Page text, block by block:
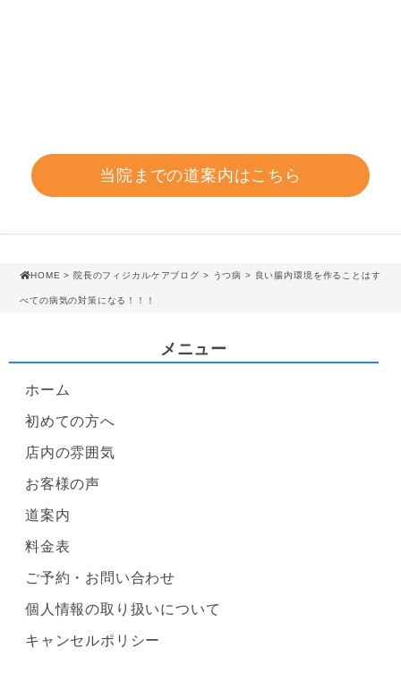
当院までの道案内はこちら
HOME > 院長のフィジカルケアブログ > うつ病 > 良い腸内環境を作ることはす
べての病気の対策になる！！！
メニュー
ホーム
初めての方へ
店内の雰囲気
お客様の声
道案内
料金表
ご予約・お問い合わせ
個人情報の取り扱いについて
キャンセルポリシー